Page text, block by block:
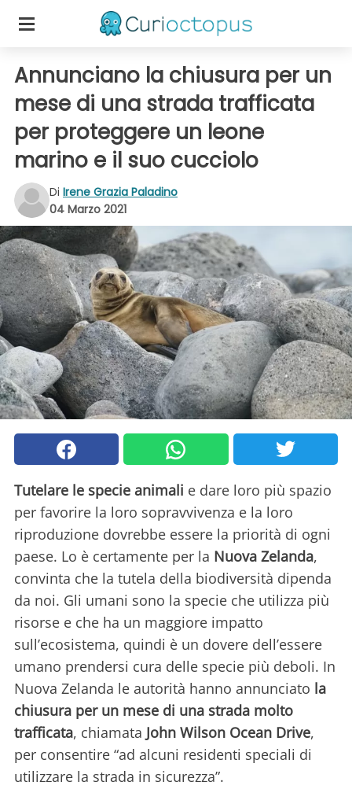
Annunciano la chiusura per un
mese di una strada trafficata
per proteggere un leone
marino e il suo cucciolo
Di Irene Grazia Paladino
04 Marzo 2021
Tutelare le specie animali e dare loro più spazio
per favorire la loro sopravvivenza e la loro
riproduzione dovrebbe essere la priorità di ogni
paese. Lo è certamente per la Nuova Zelanda,
convinta che la tutela della biodiversità dipenda
da noi. Gli umani sono la specie che utilizza più
risorse e che ha un maggiore impatto
sull’ecosistema, quindi è un dovere dell’essere
umano prendersi cura delle specie più deboli. In
Nuova Zelanda le autorità hanno annunciato la
chiusura per un mese di una strada molto
trafficata, chiamata John Wilson Ocean Drive,
per consentire “ad alcuni residenti speciali di
utilizzare la strada in sicurezza”.